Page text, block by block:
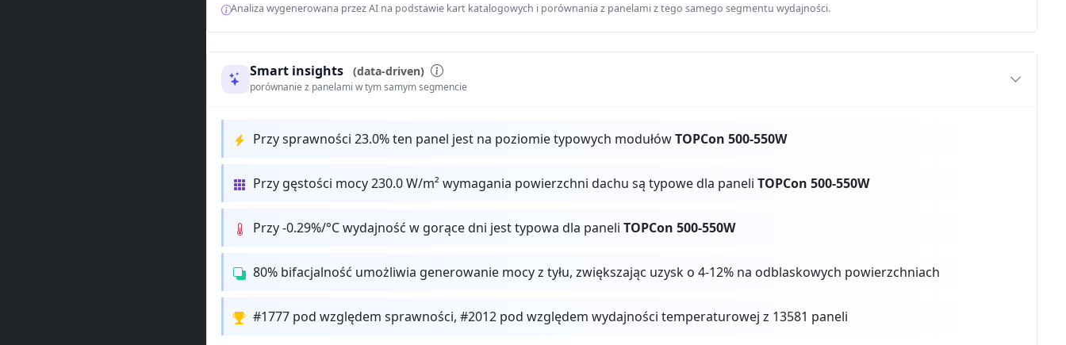
Analiza wygenerowana przez AI na podstawie kart katalogowych i porównania z panelami z tego samego segmentu wydajności.
Smart insights (data-driven)
porównanie z panelami w tym samym segmencie
Przy sprawności 23.0% ten panel jest na poziomie typowych modułówTOPCon 500-550W
Przy gęstości mocy 230.0 W/m² wymagania powierzchni dachu są typowe dla paneliTOPCon 500-550W
Przy -0.29%/°C wydajność w gorące dni jest typowa dla paneliTOPCon 500-550W
80% bifacjalność umożliwia generowanie mocy z tyłu, zwiększając uzysk o 4-12% na odblaskowych powierzchniach
#1777 pod względem sprawności, #2012 pod względem wydajności temperaturowej z 13581 paneli